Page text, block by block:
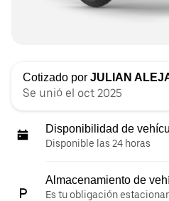
Cotizado por JULIAN
Se unió el oct 2025
Disponibilidad de
Disponible las 24 horas
Almacenamiento de
Es tu obligación